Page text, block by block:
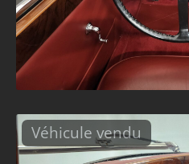
Véhicule vendu